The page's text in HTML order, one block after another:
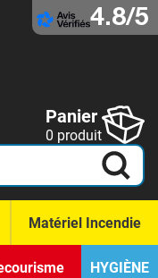
4.8/5
Panier
0 produit
Matériel Incendie
HYGIÈNE